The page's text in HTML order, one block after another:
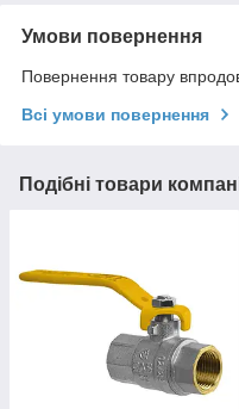
Умови повернення
Повернення товару
Всі умови повернення
Подібні товари